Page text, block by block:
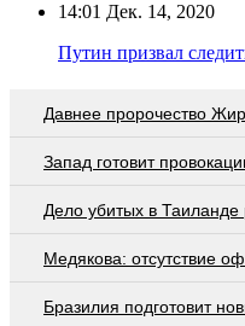
14:01 Дек. 14, 2020
Путин призвал
Давнее пророчество
Запад готовит
Дело убитых в Таиланде
Медякова: отсутствие
Бразилия подготовит